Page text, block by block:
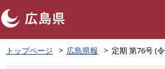
ペ
ートップページ 広島県報 定期 第76号 (